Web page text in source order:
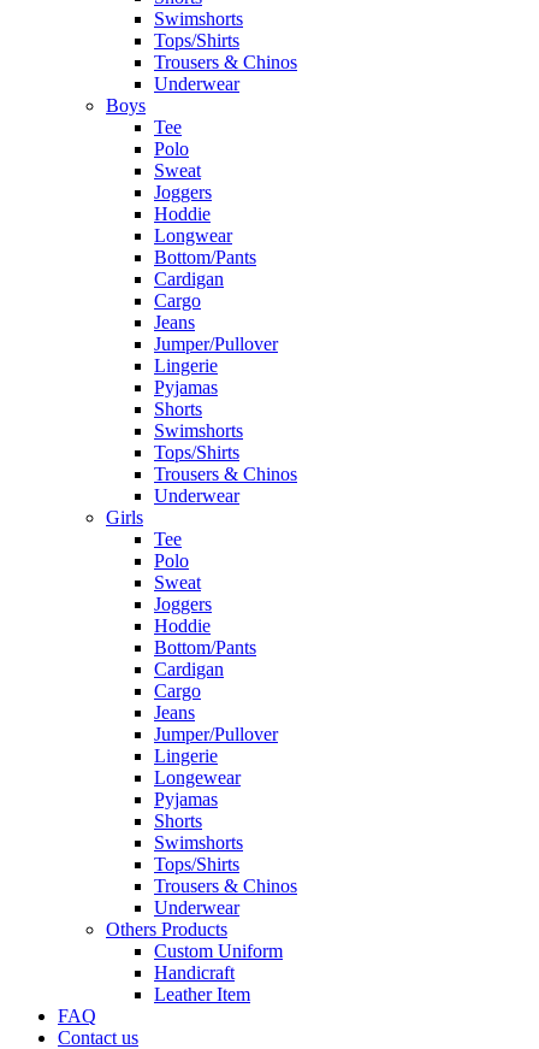
Swimshorts
Tops/Shirts
Trousers & Chinos
Underwear
Boys
Tee
Polo
Sweat
Joggers
Hoddie
Longwear
Bottom/Pants
Cardigan
Cargo
Jeans
Jumper/Pullover
Lingerie
Pyjamas
Shorts
Swimshorts
Tops/Shirts
Trousers & Chinos
Underwear
Girls
Tee
Polo
Sweat
Joggers
Hoddie
Bottom/Pants
Cardigan
Cargo
Jeans
Jumper/Pullover
Lingerie
Longewear
Pyjamas
Shorts
Swimshorts
Tops/Shirts
Trousers & Chinos
Underwear
Others Products
Custom Uniform
Handicraft
Leather Item
FAQ
Contact us